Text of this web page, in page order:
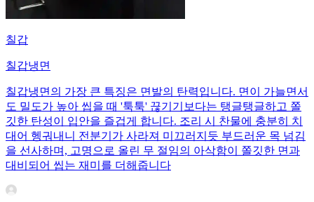
칠갑
칠갑냉면
칠갑냉면의 가장 큰 특징은 면발의 탄력입니다. 면이 가늘면서
도 밀도가 높아 씹을 때 '툭툭' 끊기기보다는 탱글탱글하고 쫄
깃한 탄성이 입안을 즐겁게 합니다. 조리 시 찬물에 충분히 치
대어 헹궈내니 전분기가 사라져 미끄러지듯 부드러운 목 넘김
을 선사하며, 고명으로 올린 무 절임의 아삭함이 쫄깃한 면과
대비되어 씹는 재미를 더해줍니다